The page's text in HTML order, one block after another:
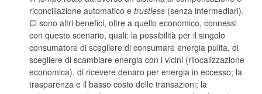
riconciliazione automatico e trustless (senza intermediari).
Ci sono altri benefici, oltre a quello economico, connessi
con questo scenario, quali: la possibilità per il singolo
consumatore di scegliere di consumare energia pulita, di
scegliere di scambiare energia con i vicini (rilocalizzazione
economica), di ricevere denaro per energia in eccesso; la
trasparenza e il basso costo delle transazioni; la